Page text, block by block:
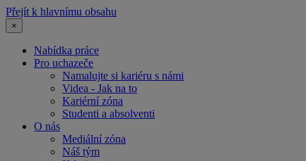
Přejít k hlavnímu obsahu
×
Nabídka práce
Pro uchazeče
Namalujte si kariéru s námi
Videa - Jak na to
Kariérní zóna
Studenti a absolventi
O nás
Mediální zóna
Náš tým